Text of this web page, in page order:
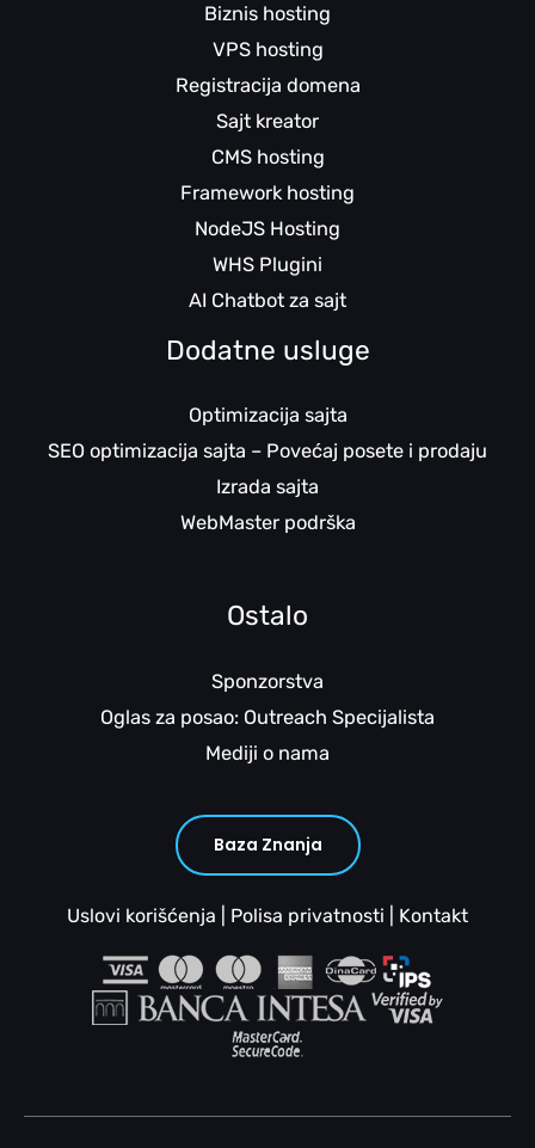
Biznis hosting
VPS hosting
Registracija domena
Sajt kreator
CMS hosting
Framework hosting
NodeJS Hosting
WHS Plugini
AI Chatbot za sajt
Dodatne usluge
Optimizacija sajta
SEO optimizacija sajta – Povećaj posete i prodaju
Izrada sajta
WebMaster podrška
Ostalo
Sponzorstva
Oglas za posao: Outreach Specijalista
Mediji o nama
Baza Znanja
Uslovi korišćenja Polisa privatnosti Kontakt